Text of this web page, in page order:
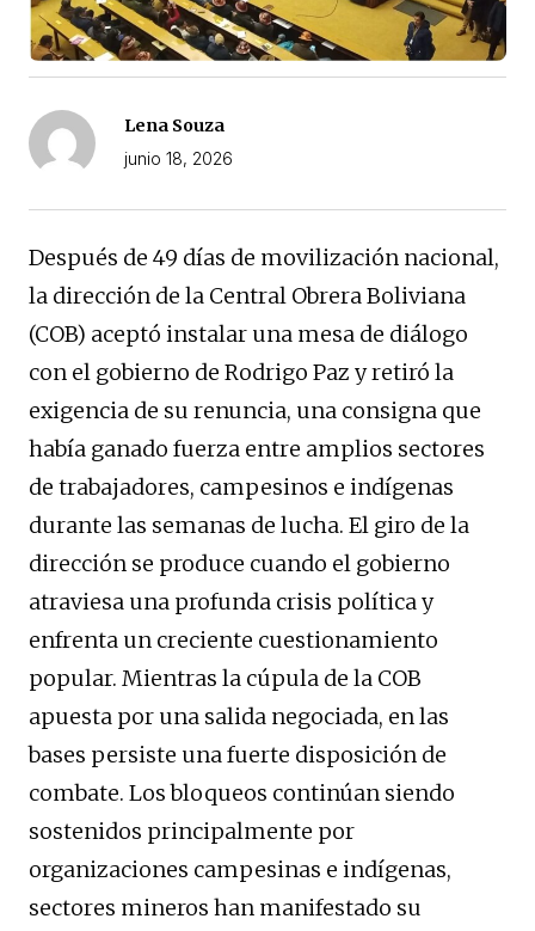
Lena Souza
junio 18, 2026
Después de 49 días de movilización nacional,
la dirección de la Central Obrera Boliviana
(COB) aceptó instalar una mesa de diálogo
con el gobierno de Rodrigo Paz y retiró la
exigencia de su renuncia, una consigna que
había ganado fuerza entre amplios sectores
de trabajadores, campesinos e indígenas
durante las semanas de lucha. El giro de la
dirección se produce cuando el gobierno
atraviesa una profunda crisis política y
enfrenta un creciente cuestionamiento
popular. Mientras la cúpula de la COB
apuesta por una salida negociada, en las
bases persiste una fuerte disposición de
combate. Los bloqueos continúan siendo
sostenidos principalmente por
organizaciones campesinas e indígenas,
sectores mineros han manifestado su